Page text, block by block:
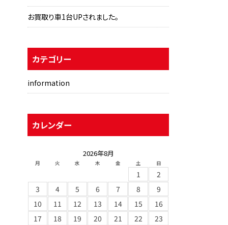
お買取り車1台UPされました。
カテゴリー
information
カレンダー
2026年8月
月 火 水 木 金 土 日
1
2
3
4 5 6 7 8
9
10
11 12 13 14 15
16
17
18 19 20 21 22
23